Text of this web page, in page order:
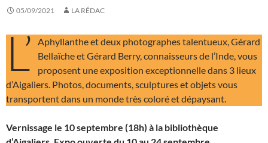
05/09/2021 LA RÉDAC
L’ Aphyllanthe et deux photographes talentueux, Gérard
Bellaïche et Gérard Berry, connaisseurs de l’Inde, vous
proposent une exposition exceptionnelle dans 3 lieux
d’Aigaliers. Photos, documents, sculptures et objets vous
transportent dans un monde très coloré et dépaysant.
Vernissage le 10 septembre (18h) à la bibliothèque